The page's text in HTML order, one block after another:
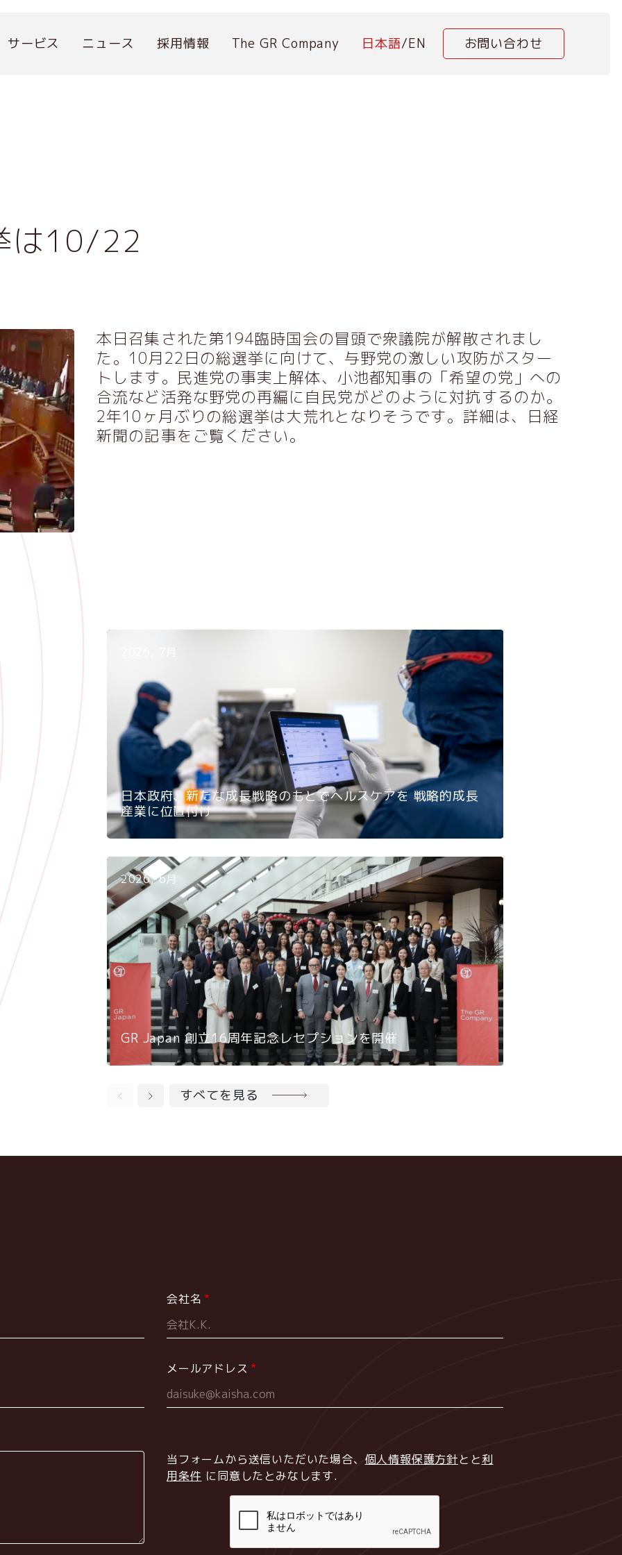
サービス ニュース 採用情報 The GR Company 日本語/EN お問い合わせ
は10/22
本日召集された第194臨時国会の冒頭で衆議院が解散されまし
た。10月22日の総選挙に向けて、与野党の激しい攻防がスター
トします。民進党の事実上解体、小池都知事の「希望の党」への
合流など活発な野党の再編に自民党がどのように対抗するのか。
2年10ヶ月ぶりの総選挙は大荒れとなりそうです。詳細は、
日経
新聞の記事をご覧ください。
日本政府、新たな成長戦略のもとでヘルスケアを 戦略的成長
産業に位置付け
2026, 6月
GR Japan 創立16周年記念レセプションを開催
すべてを見る
会社名
メールアドレス
当フォームから送信いただいた場合、 個人情報保護方針とと利
用条件 に同意したとみなします.